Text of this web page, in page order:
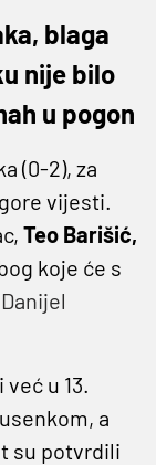
blaga
nije bilo
u pogon
(0-2), za
vijesti.
Teo Barišić,
koje će s
Danijel
u 13.
a
su potvrdili